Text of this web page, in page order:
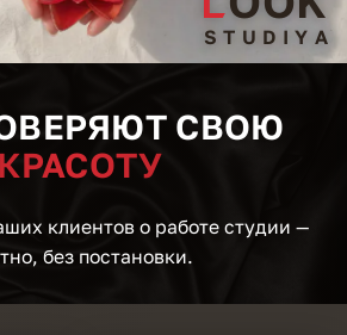
СВОЮ
КРАСОТУ
клиентов о работе студии —
без постановки.
S T U D I Y A